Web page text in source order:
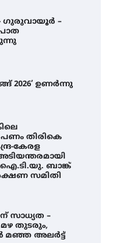
ഗുരുവായൂർ –
2026’ ഉണർന്നു
തിരികെ
കേരള
ബാങ്ക്
സമിതി
സാധ്യത –
മഴ തുടരും,
മഞ്ഞ അലർട്ട്